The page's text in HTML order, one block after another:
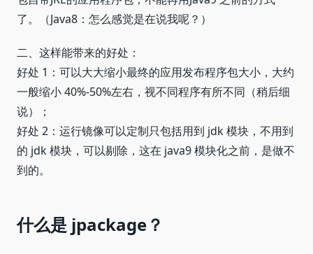
了。（Java8：怎么感觉是在说我呢？）
二、这样能带来的好处：
好处 1：可以大大缩小最终的应用发布程序包大小，大约
一般缩小 40%-50%左右，视不同程序有所不同（稍后细
说）；
好处 2：运行镜像可以定制只包括用到 jdk 模块，不用到
的 jdk 模块，可以剔除，这在 java9 模块化之前，是做不
到的。
什么是 jpackage？